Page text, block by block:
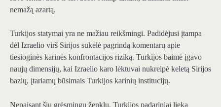
nemažą azartą.
Turkijos statymai yra ne mažiau reikšmingi. Padidėjusi įtampa
dėl Izraelio virš Sirijos sukėlė pagrindą komentarų apie
tiesioginės karinės konfrontacijos riziką. Turkijos baimė įgavo
naujų dimensijų, kai Izraelio karo lėktuvai nukreipė keletą Sirijos
bazių, įtariamų būsimais Turkijos karinių institucijų.
Nepaisant šių grėsmingų ženklų, Turkijos padariniai lieka